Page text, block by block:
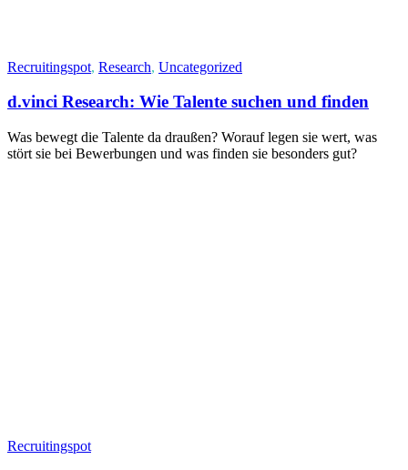
Recruitingspot, Research, Uncategorized
d.vinci Research: Wie Talente suchen und finden
Was bewegt die Talente da draußen? Worauf legen sie wert, was
stört sie bei Bewerbungen und was finden sie besonders gut?
Recruitingspot